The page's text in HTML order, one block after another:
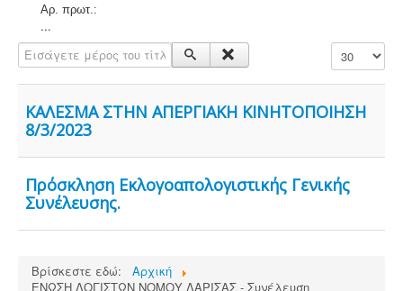
Αρ. πρωτ.:
...
Εισάγετε μέρος του τίτλου.
Εμφάνιση #
ΚΑΛΕΣΜΑ ΣΤΗΝ ΑΠΕΡΓΙΑΚΗ ΚΙΝΗΤΟΠΟΙΗΣΗ
8/3/2023
Πρόσκληση Εκλογοαπολογιστικής Γενικής
Συνέλευσης.
Βρίσκεστε εδώ:
Αρχική
ΕΝΩΣΗ ΛΟΓΙΣΤΩΝ ΝΟΜΟΥ ΛΑΡΙΣΑΣ - Συνέλευση